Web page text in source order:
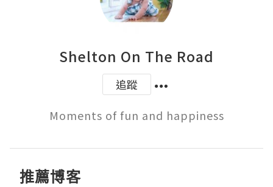
Shelton On The Road
追蹤
Moments of fun and happiness
推薦博客